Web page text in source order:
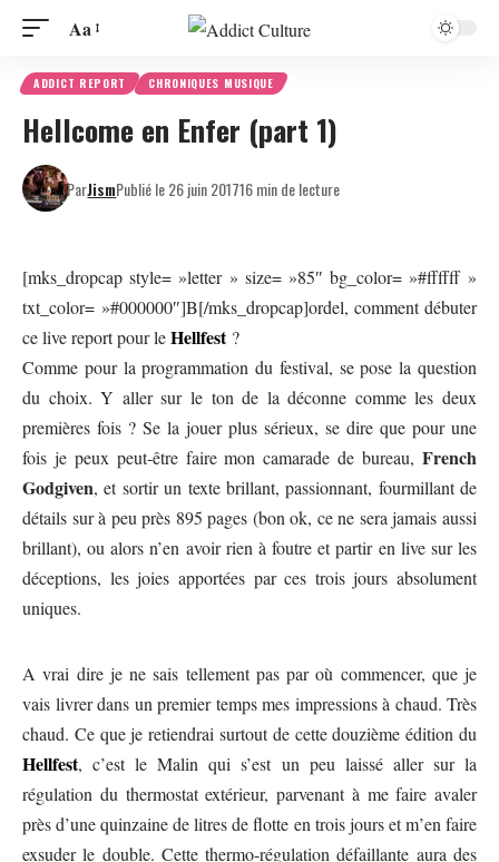
Aa
ADDICT REPORT CHRONIQUES MUSIQUE
Hellcome en Enfer (part 1)
ParJismPublié le 26 juin 201716 min de lecture
[mks_dropcap style= »letter » size= »85″ bg_color= »#ffffff »
txt_color= »#000000″]B[/mks_dropcap]ordel, comment débuter
ce live report pour leHellfest ?
Comme pour la programmation du festival, se pose la question
du choix. Y aller sur le ton de la déconne comme les deux
premières fois ? Se la jouer plus sérieux, se dire que pour une
fois je peux peut-être faire mon camarade de bureau, French
Godgiven, et sortir un texte brillant, passionnant, fourmillant de
détails sur à peu près 895 pages (bon ok, ce ne sera jamais aussi
brillant), ou alors n’en avoir rien à foutre et partir en live sur les
déceptions, les joies apportées par ces trois jours absolument
uniques.
A vrai dire je ne sais tellement pas par où commencer, que je
vais livrer dans un premier temps mes impressions à chaud. Très
chaud. Ce que je retiendrai surtout de cette douzième édition du
Hellfest, c’est le Malin qui s’est un peu laissé aller sur la
régulation du thermostat extérieur, parvenant à me faire avaler
près d’une quinzaine de litres de flotte en trois jours et m’en faire
exsuder le double. Cette thermo-régulation défaillante aura des